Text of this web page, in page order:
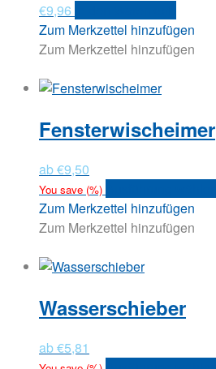
€9,96
Zum Merkzettel hinzufügen
Zum Merkzettel hinzufügen
Fensterwischeimer
ab€9,50
You save (%)
Zum Merkzettel hinzufügen
Zum Merkzettel hinzufügen
Wasserschieber
ab€5,81